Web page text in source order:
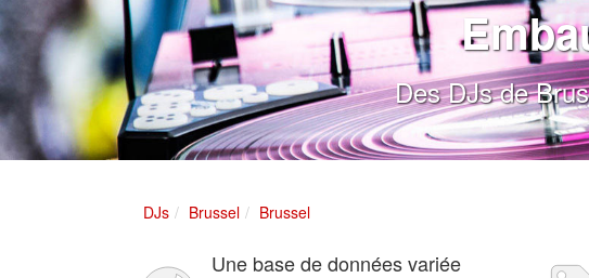
Des DJs de
DJs Brussel Brussel
Une base de données variée